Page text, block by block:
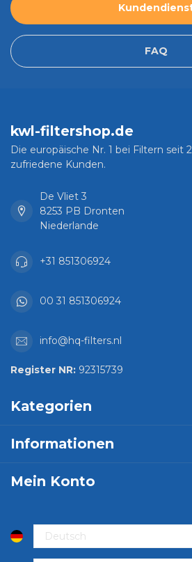
FAQ
kwl-filtershop.de
Die europäische Nr. 1 bei Filtern seit
zufriedene Kunden.
De Vliet 3
8253 PB Dronten
Niederlande
+31 851306924
00 31 851306924
info@hq-filters.nl
Register NR: 92315739
Kategorien
Informationen
Mein Konto